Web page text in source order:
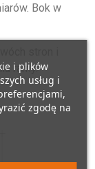
Bok w
ramy.
i plików
usług i
zgodę na